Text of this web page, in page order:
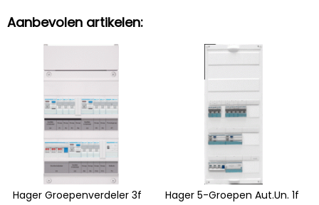
Aanbevolen artikelen:
Hager Groepenverdeler 3f
Hager 5-Groepen Aut.Un. 1f